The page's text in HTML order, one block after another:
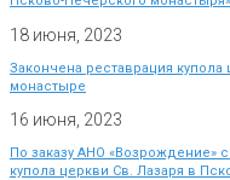
18 июня, 2023
Закончена реставрация
монастыре
16 июня, 2023
По заказу АНО «Возрождение»
купола церкви Св. Лазаря в